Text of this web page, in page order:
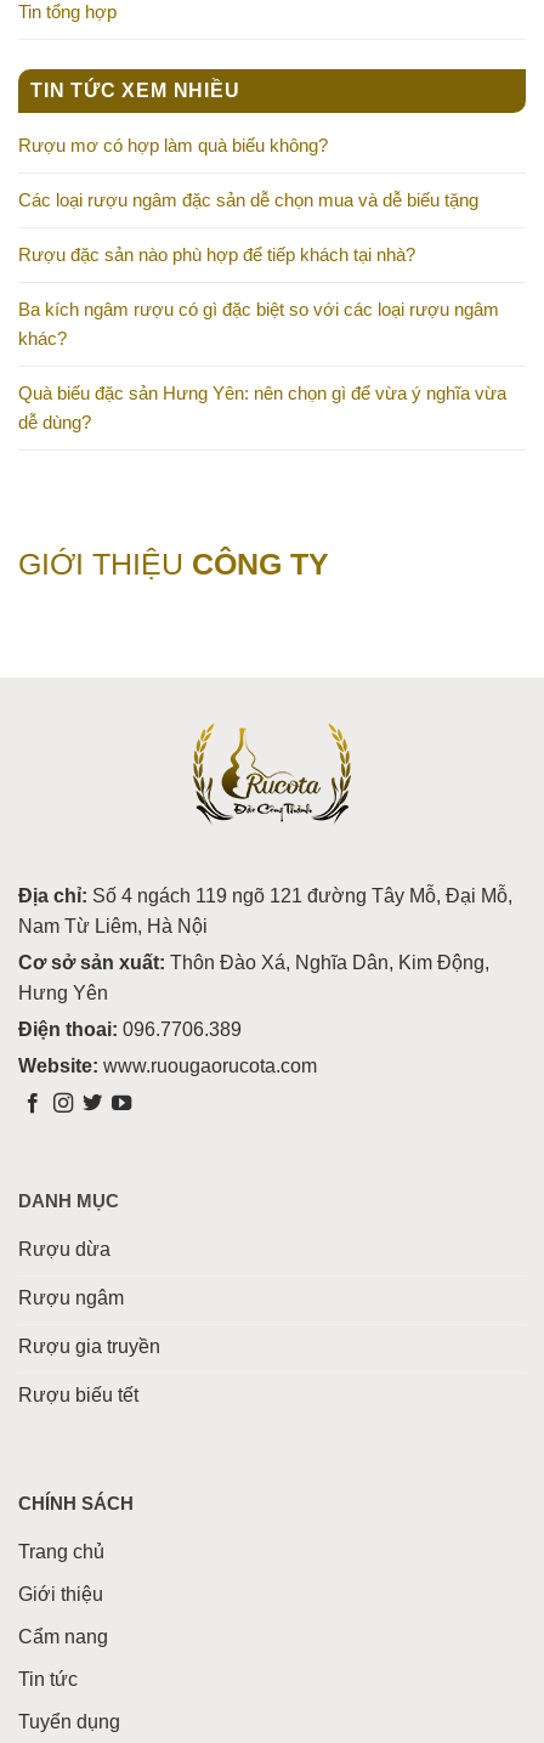
Tin tổng hợp
TIN TỨC XEM NHIỀU
Rượu mơ có hợp làm quà biếu không?
Các loại rượu ngâm đặc sản dễ chọn mua và dễ biếu tặng
Rượu đặc sản nào phù hợp để tiếp khách tại nhà?
Ba kích ngâm rượu có gì đặc biệt so với các loại rượu ngâm
khác?
Quà biếu đặc sản Hưng Yên: nên chọn gì để vừa ý nghĩa vừa
dễ dùng?
GIỚI THIỆU CÔNG TY
Địa chỉ: Số 4 ngách 119 ngõ 121 đường Tây Mỗ, Đại Mỗ,
Nam Từ Liêm, Hà Nội
Cơ sở sản xuất: Thôn Đào Xá, Nghĩa Dân, Kim Động,
Hưng Yên
Điện thoai: 096.7706.389
Website: www.ruougaorucota.com
DANH MỤC
Rượu dừa
Rượu ngâm
Rượu gia truyền
Rượu biếu tết
CHÍNH SÁCH
Trang chủ
Giới thiệu
Cẩm nang
Tin tức
Tuyển dụng